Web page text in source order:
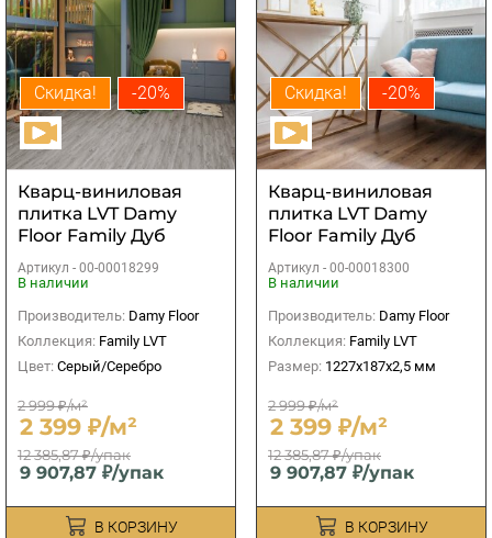
Скидка! -20%
Кварц-виниловая
плитка LVT Damy
Floor Family Дуб
Артикул - 00-00018299
В наличии
Производитель: Damy Floor
Коллекция: Family LVT
Цвет: Серый/Серебро
2 999 ₽/м²
2 399 ₽/м²
12 385,87 ₽/упак
9 907,87 ₽/упак
В КОРЗИНУ
Скидка! -20%
Кварц-виниловая
плитка LVT Damy
Floor Family Дуб
Артикул - 00-00018300
В наличии
Производитель: Damy Floor
Коллекция: Family LVT
Размер: 1227х187х2,5 мм
2 999 ₽/м²
2 399 ₽/м²
12 385,87 ₽/упак
9 907,87 ₽/упак
В КОРЗИНУ